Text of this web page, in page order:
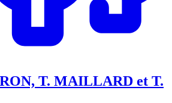
T. MAILLARD et T.